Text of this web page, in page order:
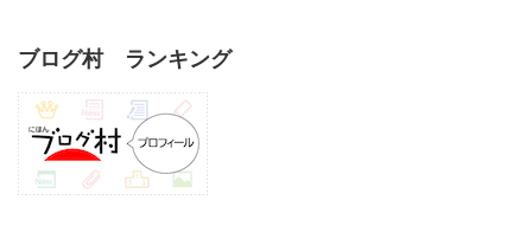
ブログ村 ランキング